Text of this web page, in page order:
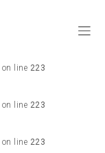
on line 223
on line 223
on line 223